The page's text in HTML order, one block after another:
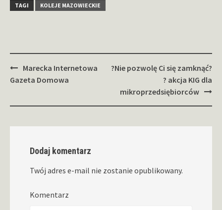
TAGI
KOLEJE MAZOWIECKIE
Zobacz
wpisy
Marecka Internetowa
Gazeta Domowa
?Nie pozwolę Ci się zamknąć?
? akcja KIG dla
mikroprzedsiębiorców
Dodaj komentarz
Twój adres e-mail nie zostanie opublikowany.
Komentarz